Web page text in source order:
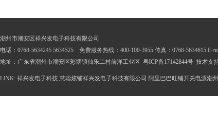
潮州市潮安区祥兴发电子科技有限公司
电话：0768-5634245 5634525 免费服务热线：400-100-3955 传真：0768-5634615 E-
地址：广东省潮州市潮安区彩塘镇仙乐二村前洋工业区 粤ICP备17142844号 技术支
LINK: 祥兴发电子科技 慧聪炫铺祥兴发电子科技有限公司 阿里巴巴旺铺开关电源潮